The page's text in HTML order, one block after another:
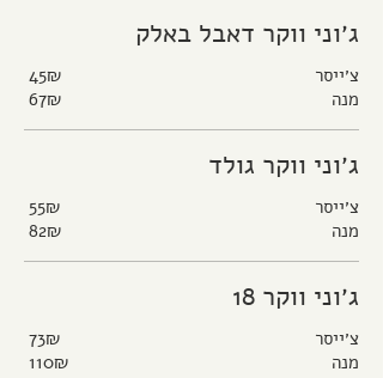
ג׳וני ווקר דאבל באלק
צ׳ייסר
‏45 ‏₪
מנה
‏67 ‏₪
ג׳וני ווקר גולד
צ׳ייסר
‏55 ‏₪
מנה
‏82 ‏₪
ג׳וני ווקר 18
צ׳ייסר
‏73 ‏₪
מנה
‏110 ‏₪